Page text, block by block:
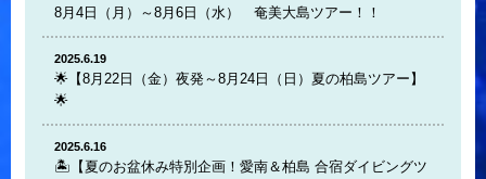
8月4日（月）～8月6日（水） 奄美大島ツアー！！
2025.6.19
🌟【8月22日（金）夜発～8月24日（日）夏の柏島ツアー】
🌟
2025.6.16
🏝️【夏のお盆休み特別企画！愛南＆柏島 合宿ダイビングツ